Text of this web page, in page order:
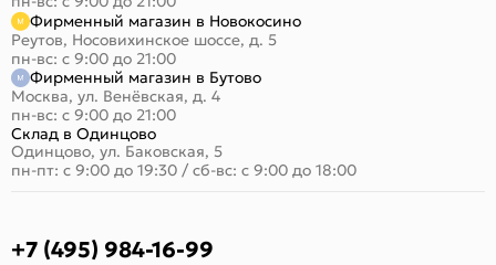
Фирменный магазин в Новокосино
Реутов, Носовихинское шоссе, д. 5
пн-вс: с 9:00 до 21:00
Фирменный магазин в Бутово
Москва, ул. Венёвская, д. 4
пн-вс: с 9:00 до 21:00
Склад в Одинцово
Одинцово, ул. Баковская, 5
пн-пт: с 9:00 до 19:30 / сб-вс: с 9:00 до 18:00
+7 (495) 984-16-99